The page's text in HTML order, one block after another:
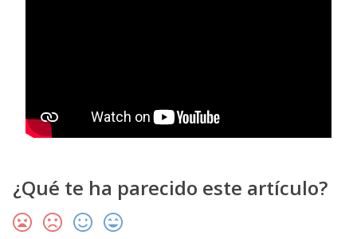
¿Qué te ha parecido este artículo?